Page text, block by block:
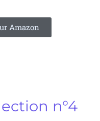
Amazon
n°4